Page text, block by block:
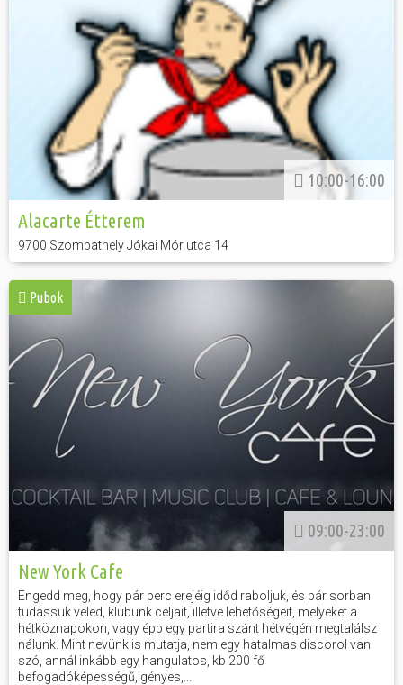
10:00-16:00
Alacarte Étterem
9700 Szombathely Jókai Mór utca 14
Pubok
09:00-23:00
New York Cafe
Engedd meg, hogy pár perc erejéig időd raboljuk, és pár sorban
tudassuk veled, klubunk céljait, illetve lehetőségeit, melyeket a
hétköznapokon, vagy épp egy partira szánt hétvégén megtalálsz
nálunk. Mint nevünk is mutatja, nem egy hatalmas discorol van
szó, annál inkább egy hangulatos, kb 200 fő
befogadóképességű,igényes,...